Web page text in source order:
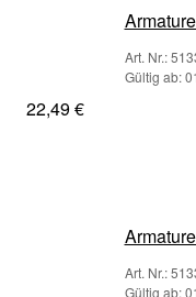
Art. Nr.:
Gültig ab:
22,49 €
Art. Nr.:
Gültig ab: